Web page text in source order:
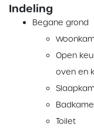
Indeling
Begane grond
Open
oven en
Toilet